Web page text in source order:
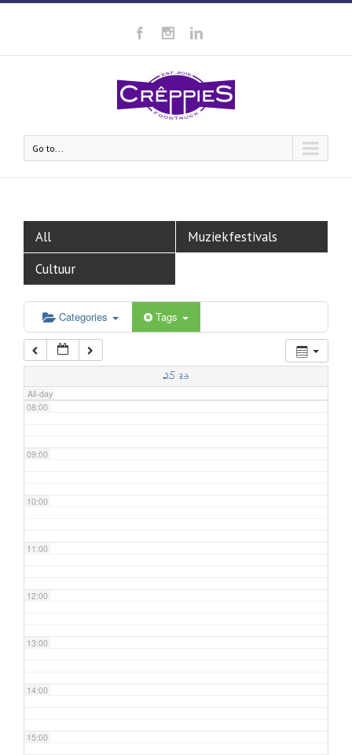
Go to...
All
Muziekfestivals
Cultuur
Categories Tags
25 za
All-day
04:00
05:00
06:00
07:00
08:00
09:00
10:00
11:00
12:00
13:00
14:00
15:00